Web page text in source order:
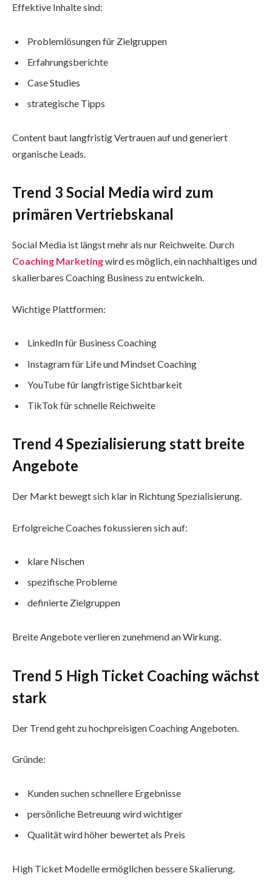
Effektive Inhalte sind:
Problemlösungen für Zielgruppen
Erfahrungsberichte
Case Studies
strategische Tipps
Content baut langfristig Vertrauen auf und generiert
organische Leads.
Trend 3 Social Media wird zum
primären Vertriebskanal
Social Media ist längst mehr als nur Reichweite. Durch
Coaching Marketingwird es möglich, ein nachhaltiges und
skalierbares Coaching Business zu entwickeln.
Wichtige Plattformen:
LinkedIn für Business Coaching
Instagram für Life und Mindset Coaching
YouTube für langfristige Sichtbarkeit
TikTok für schnelle Reichweite
Trend 4 Spezialisierung statt breite
Angebote
Der Markt bewegt sich klar in Richtung Spezialisierung.
Erfolgreiche Coaches fokussieren sich auf:
klare Nischen
spezifische Probleme
definierte Zielgruppen
Breite Angebote verlieren zunehmend an Wirkung.
Trend 5 High Ticket Coaching wächst
stark
Der Trend geht zu hochpreisigen Coaching Angeboten.
Gründe:
Kunden suchen schnellere Ergebnisse
persönliche Betreuung wird wichtiger
Qualität wird höher bewertet als Preis
High Ticket Modelle ermöglichen bessere Skalierung.